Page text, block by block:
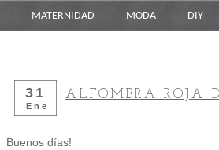
MATERNIDAD MODA DIY
31
Ene
ALFOMBRA ROJA
Buenos días!